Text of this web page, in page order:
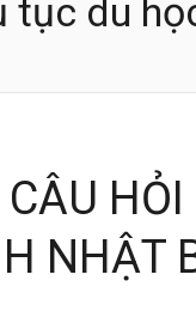
tục du
NHẬT